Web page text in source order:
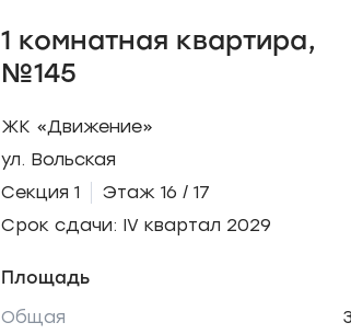
1 комнатная квартира,
№145
ЖК «Движение»
ул. Вольская
Секция 1
Этаж 16 / 17
Срок сдачи: IV квартал 2029
Площадь
Общая